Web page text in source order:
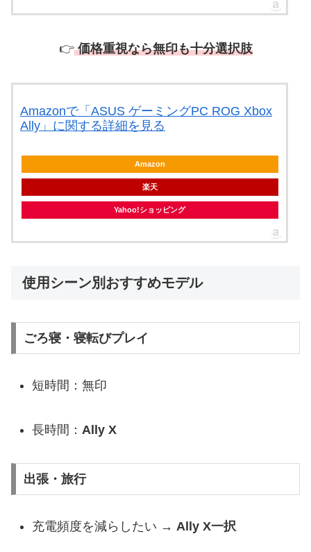
👉 価格重視なら無印も十分選択肢
Amazonで「ASUS ゲーミングPC ROG Xbox
Ally」に関する詳細を見る
Amazon
楽天
Yahoo!ショッピング
使用シーン別おすすめモデル
ごろ寝・寝転びプレイ
短時間：無印
長時間： Ally X
出張・旅行
充電頻度を減らしたい → Ally X一択